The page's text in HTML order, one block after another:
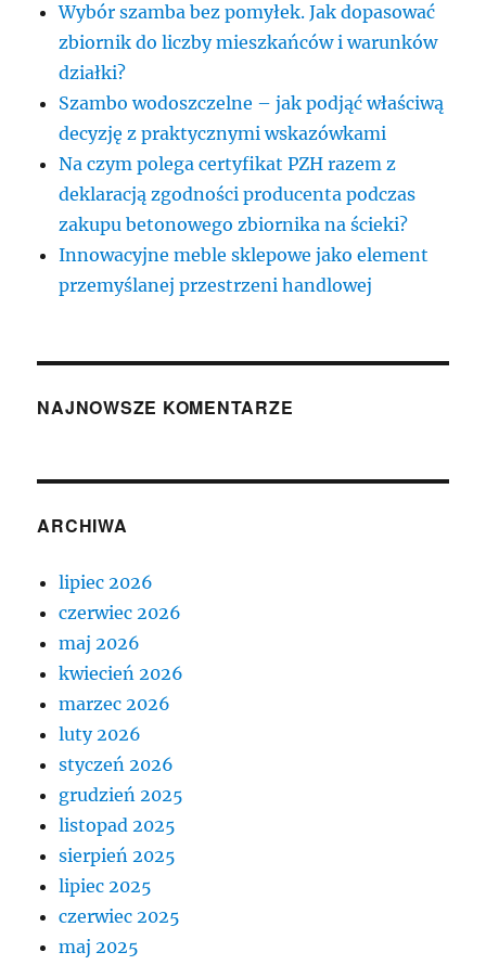
Wybór szamba bez pomyłek. Jak dopasować
zbiornik do liczby mieszkańców i warunków
działki?
Szambo wodoszczelne – jak podjąć właściwą
decyzję z praktycznymi wskazówkami
Na czym polega certyfikat PZH razem z
deklaracją zgodności producenta podczas
zakupu betonowego zbiornika na ścieki?
Innowacyjne meble sklepowe jako element
przemyślanej przestrzeni handlowej
NAJNOWSZE KOMENTARZE
ARCHIWA
lipiec 2026
czerwiec 2026
maj 2026
kwiecień 2026
marzec 2026
luty 2026
styczeń 2026
grudzień 2025
listopad 2025
sierpień 2025
lipiec 2025
czerwiec 2025
maj 2025